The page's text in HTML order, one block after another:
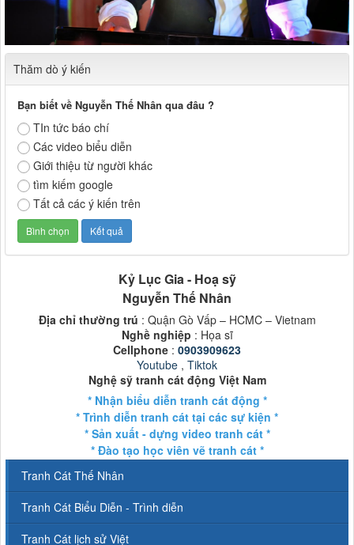
Thăm dò ý kiến
Bạn biết về Nguyễn Thế Nhân qua đâu ?
TIn tức báo chí
Các video biểu diễn
Giới thiệu từ người khác
tìm kiếm google
Tất cả các ý kiến trên
Kỷ Lục Gia - Hoạ sỹ
Nguyễn Thế Nhân
Địa chỉ thường trú : Quận Gò Vấp – HCMC – Vietnam
Nghề nghiệp : Họa sĩ
Cellphone : 0903909623
Youtube , Tiktok
Nghệ sỹ tranh cát động Việt Nam
* Nhận biểu diễn tranh cát động *
* Trình diễn tranh cát tại các sự kiện *
* Sản xuất - dựng video tranh cát *
* Đào tạo học viên vẽ tranh cát *
Tranh Cát Thế Nhân
Tranh Cát Biểu Diễn - Trình diễn
Tranh Cát lịch sử Việt